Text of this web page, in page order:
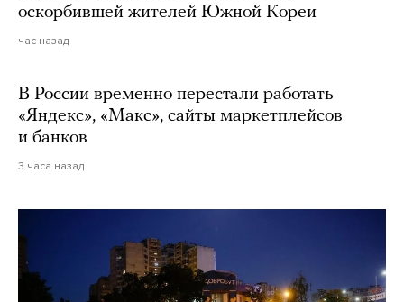
оскорбившей жителей Южной Кореи
час назад
В России временно перестали работать
«Яндекс», «Макс», сайты маркетплейсов
и банков
3 часа назад